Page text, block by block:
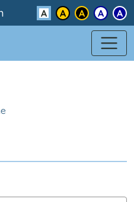
Direkt zum Inhalt
Kontrast